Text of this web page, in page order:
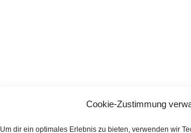
Cookie-Zustimmung
Um dir ein optimales Erlebnis zu bieten, verwenden wir